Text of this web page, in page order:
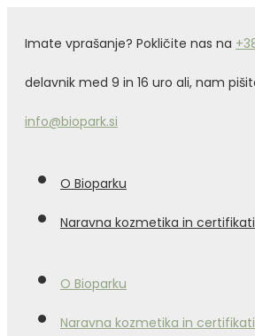
Imate vprašanje? Pokličite nas na
delavnik med 9 in 16 uro ali, nam
info@biopark.si
O Bioparku
Naravna kozmetika in certifikati
O Bioparku
Naravna kozmetika in certifikati